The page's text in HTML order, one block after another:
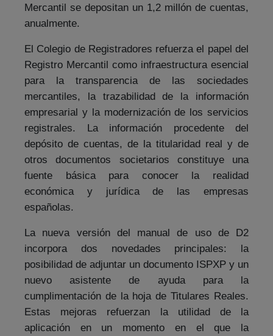
Mercantil se depositan un 1,2 millón de cuentas,
anualmente.
El Colegio de Registradores refuerza el papel del
Registro Mercantil como infraestructura esencial
para la transparencia de las sociedades
mercantiles, la trazabilidad de la información
empresarial y la modernización de los servicios
registrales. La información procedente del
depósito de cuentas, de la titularidad real y de
otros documentos societarios constituye una
fuente básica para conocer la realidad
económica y jurídica de las empresas
españolas.
La nueva versión del manual de uso de D2
incorpora dos novedades principales: la
posibilidad de adjuntar un documento ISPXP y un
nuevo asistente de ayuda para la
cumplimentación de la hoja de Titulares Reales.
Estas mejoras refuerzan la utilidad de la
aplicación en un momento en el que la